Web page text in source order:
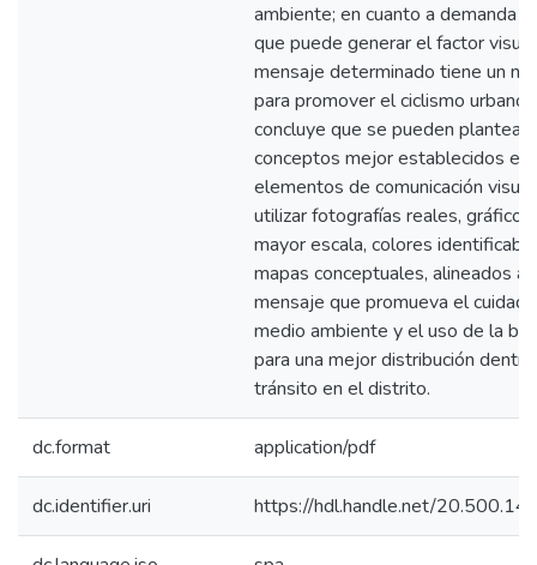
ambiente; en cuanto a demanda
que puede generar el factor
mensaje determinado tiene un
para promover el ciclismo urbano.
concluye que se pueden plantear
conceptos mejor establecidos en
elementos de comunicación
utilizar fotografías reales,
mayor escala, colores
mapas conceptuales, alineados a
mensaje que promueva el
medio ambiente y el uso de la
para una mejor distribución
tránsito en el distrito.
dc.format application/pdf
dc.identifier.uri https://hdl.handle.net/